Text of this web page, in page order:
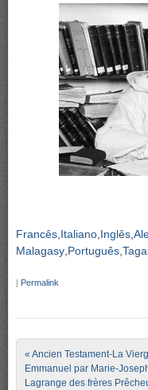
Francês Italiano Inglês
Malagasy Português
Permalink
Post navigation
« Ancien Testament-La
Emmanuel par Marie-
Lagrange des frères